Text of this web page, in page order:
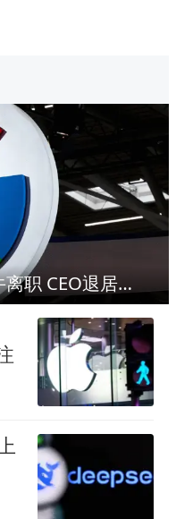
凌晨谷歌AI地震！4位大牛离职 CEO退居二线